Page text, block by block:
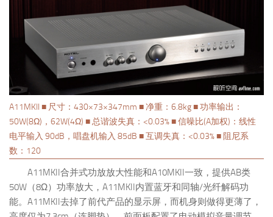
A11MKII ■ 尺寸：430×73×347mm ■ 净重：6.8kg ■ 功率输出：
50W(8Ω)，62W(4Ω) ■ 总谐波失真：<0.03% ■ 信噪比(A加权)：线性
电平输入 90dB，唱盘机输入 85dB ■ 互调失真：<0.03% ■ 阻尼系
数：120
A11MKII合并式功放放大性能和A10MKII一致，提供AB类
50W（8Ω）功率放大，A11MKII内置蓝牙和同轴/光纤解码功
能。A11MKII去掉了前代产品的显示屏，而机身则做得更薄了，